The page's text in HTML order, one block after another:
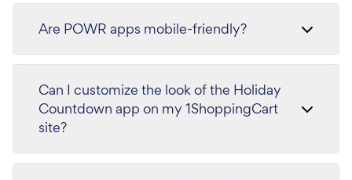
Are POWR apps mobile-friendly?
Can I customize the look of the Holiday
Countdown app on my 1ShoppingCart
site?